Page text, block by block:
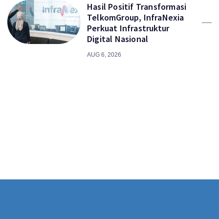
Hasil Positif Transformasi
TelkomGroup, InfraNexia
Perkuat Infrastruktur
Digital Nasional
AUG 6, 2026